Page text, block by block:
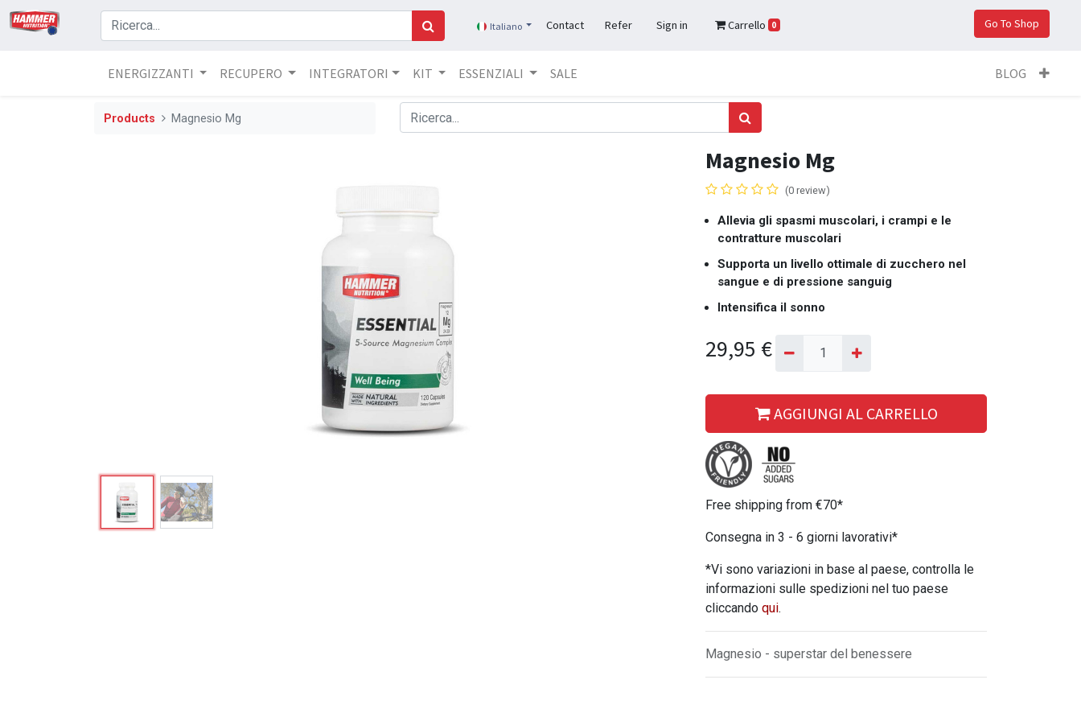
Italiano Contact Refer Sign in Carrello 0 Go To Shop
ENERGIZZANTI RECUPERO INTEGRATORI​ KIT ESSENZIALI SALE BLOG
Products Magnesio Mg
Magnesio Mg
(0 review)
Allevia gli spasmi muscolari, i crampi e le
contratture muscolari
Supporta un livello ottimale di zucchero nel
sangue e di pressione sanguig
Intensifica il sonno
29,95 €
AGGIUNGI AL CARRELLO
Free shipping from €70*
Consegna in 3 - 6 giorni lavorativi*
*Vi sono variazioni in base al paese, controlla le
informazioni sulle spedizioni nel tuo paese
cliccando qui.
Magnesio - superstar del benessere